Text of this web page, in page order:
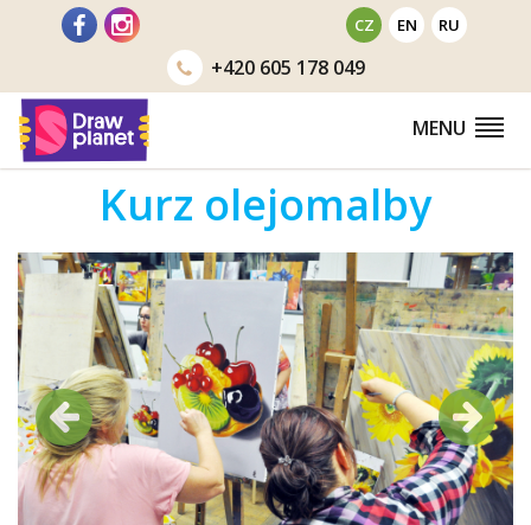
CZ EN RU
+420605 178 049
MENU
Kurz olejomalby
Předchozí
Předchozí
Další
Další